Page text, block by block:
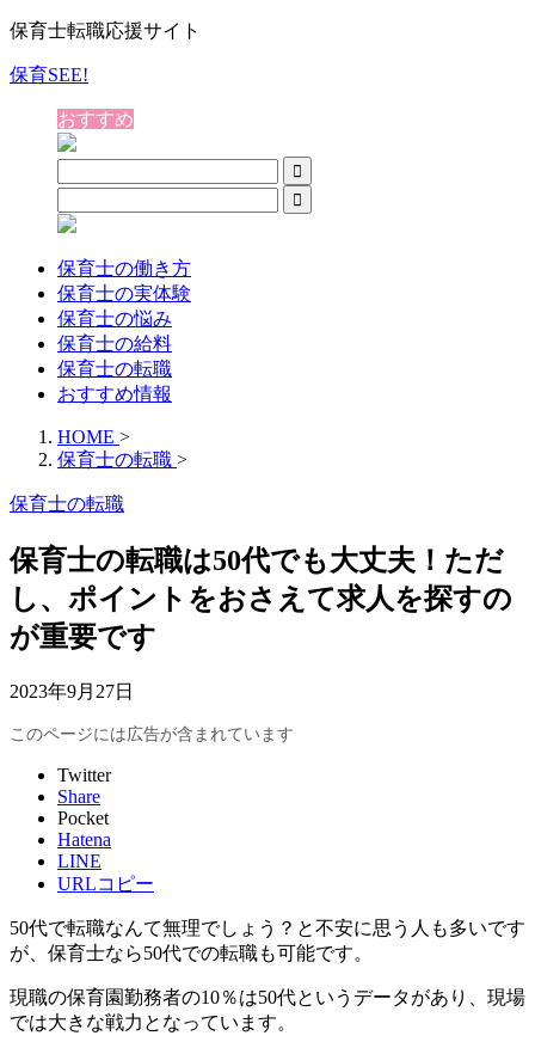
保育士転職応援サイト
保育SEE!
おすすめ
保育士の働き方
保育士の実体験
保育士の悩み
保育士の給料
保育士の転職
おすすめ情報
HOME >
保育士の転職 >
保育士の転職
保育士の転職は50代でも大丈夫！ただ
し、ポイントをおさえて求人を探すの
が重要です
2023年9月27日
このページには広告が含まれています
Twitter
Share
Pocket
Hatena
LINE
URLコピー
50代で転職なんて無理でしょう？と不安に思う人も多いです
が、保育士なら50代での転職も可能です。
現職の保育園勤務者の10％は50代というデータがあり、現場
では大きな戦力となっています。